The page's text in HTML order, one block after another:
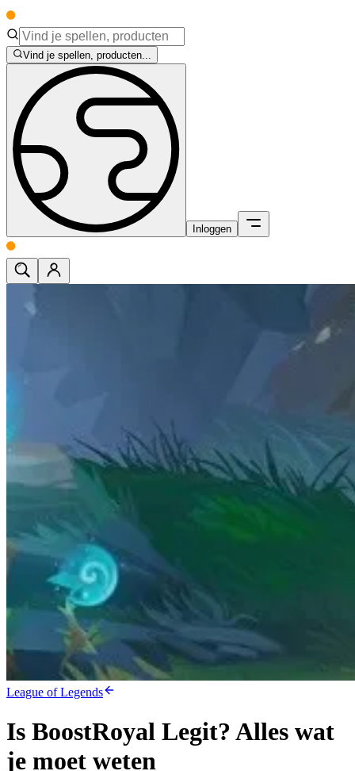
Vind je spellen, producten...
Inloggen
League of Legends
Is BoostRoyal Legit? Alles wat
je moet weten